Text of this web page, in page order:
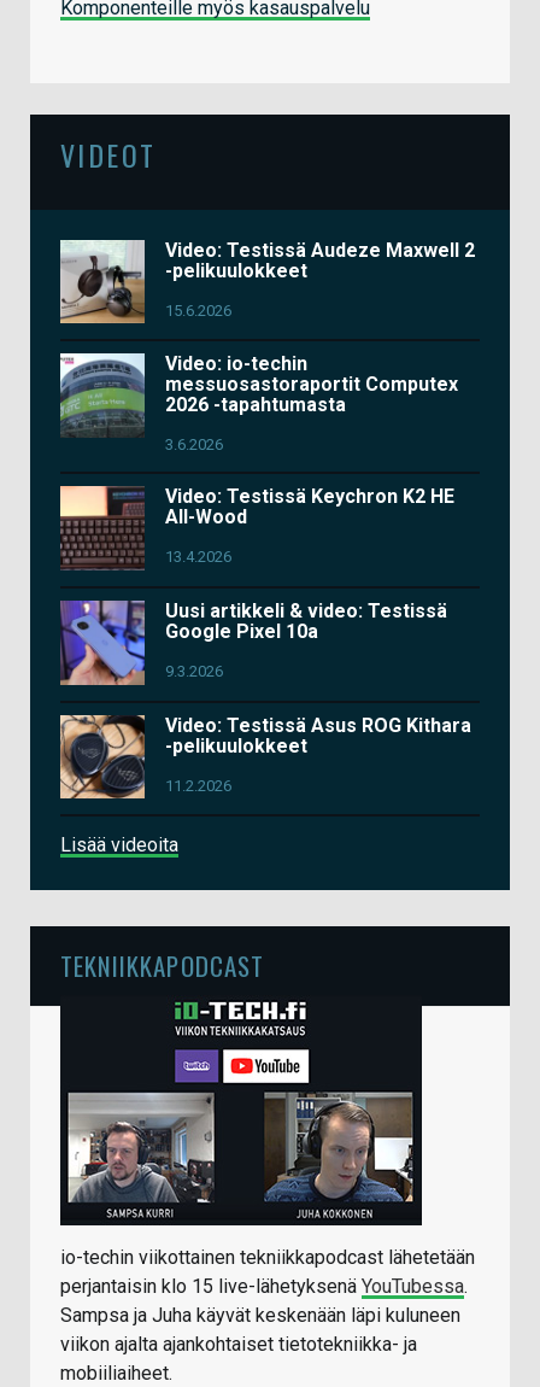
Komponenteille myös kasauspalvelu
VIDEOT
Video: Testissä Audeze Maxwell 2
-pelikuulokkeet
15.6.2026
Video: io-techin
messuosastoraportit Computex
2026 -tapahtumasta
3.6.2026
Video: Testissä Keychron K2 HE
All-Wood
13.4.2026
Uusi artikkeli & video: Testissä
Google Pixel 10a
9.3.2026
Video: Testissä Asus ROG Kithara
-pelikuulokkeet
11.2.2026
Lisää videoita
TEKNIIKKAPODCAST
io-techin viikottainen tekniikkapodcast lähetetään
perjantaisin klo 15 live-lähetyksenä YouTubessa.
Sampsa ja Juha käyvät keskenään läpi kuluneen
viikon ajalta ajankohtaiset tietotekniikka- ja
mobiiliaiheet.